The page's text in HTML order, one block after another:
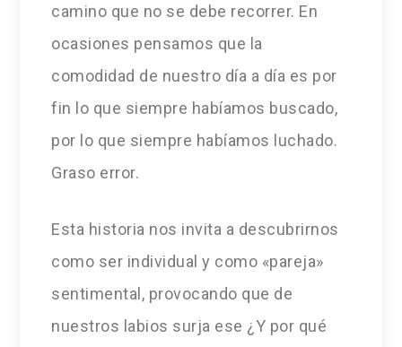
camino que no se debe recorrer. En
ocasiones pensamos que la
comodidad de nuestro día a día es por
fin lo que siempre habíamos buscado,
por lo que siempre habíamos luchado.
Graso error.
Esta historia nos invita a descubrirnos
como ser individual y como «pareja»
sentimental, provocando que de
nuestros labios surja ese ¿Y por qué